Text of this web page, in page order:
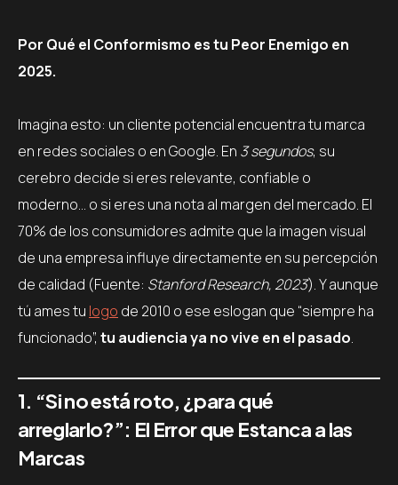
Por Qué el Conformismo es tu Peor Enemigo en
2025.
Imagina esto: un cliente potencial encuentra tu marca
en redes sociales o en Google. En 3 segundos, su
cerebro decide si eres relevante, confiable o
moderno… o si eres una nota al margen del mercado. El
70% de los consumidores admite que la imagen visual
de una empresa influye directamente en su percepción
de calidad (Fuente: Stanford Research, 2023). Y aunque
tú ames tu logo de 2010 o ese eslogan que “siempre ha
funcionado”, tu audiencia ya no vive en el pasado.
1. “Si no está roto, ¿para qué
arreglarlo?”: El Error que Estanca a las
Marcas